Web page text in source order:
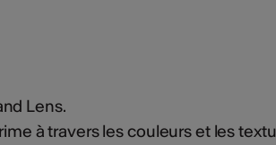
Lens.
à travers les couleurs et les